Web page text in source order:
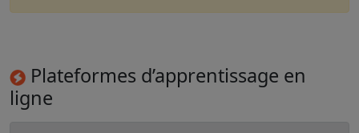
Plateformes d’apprentissage en
ligne